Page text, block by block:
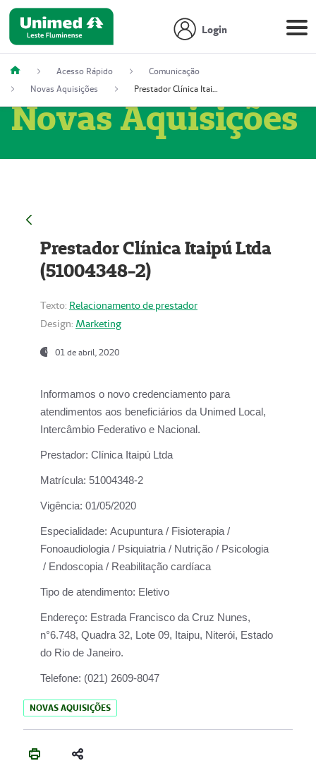
Login
Acesso Rápido
Comunicação
Novas Aquisições
Prestador Clínica Itaipú Ltda (51004348-2)
Novas Aquisições
Prestador Clínica Itaipú Ltda
(51004348-2)
Texto: Relacionamento de prestador
Design: Marketing
01 de abril, 2020
Informamos o novo credenciamento para
atendimentos aos beneficiários da Unimed Local,
Intercâmbio Federativo e Nacional.
Prestador: Clínica Itaipú Ltda
Matrícula: 51004348-2
Vigência: 01/05/2020
Especialidade: Acupuntura / Fisioterapia /
Fonoaudiologia / Psiquiatria / Nutrição / Psicologia
/ Endoscopia / Reabilitação cardíaca
Tipo de atendimento: Eletivo
Endereço: Estrada Francisco da Cruz Nunes,
n°6.748, Quadra 32, Lote 09, Itaipu, Niterói, Estado
do Rio de Janeiro.
Telefone: (021) 2609-8047
NOVAS AQUISIÇÕES